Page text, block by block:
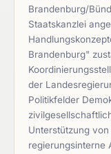
Brandenburg/
Staatskanzlei
Brandenburg"
der
Politikfelder
Unterstützung
regierungsinterne